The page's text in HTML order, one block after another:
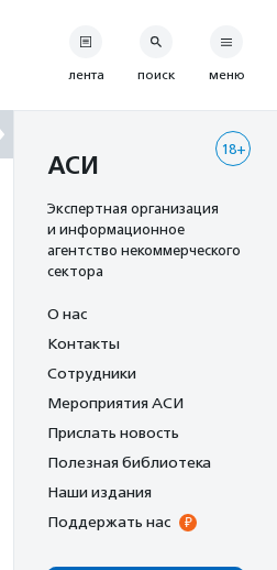
лента поиск меню
18+
АСИ
Экспертная организация
и информационное
агентство некоммерческого
сектора
О нас
Контакты
Сотрудники
Мероприятия АСИ
Прислать новость
Полезная библиотека
Наши издания
Поддержать нас